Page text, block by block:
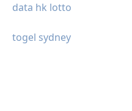
data hk lotto
togel sydney